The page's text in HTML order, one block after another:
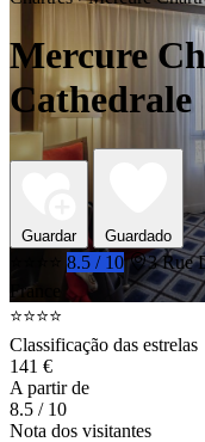
Mercure
Cathedrale
Guardar Guardado
8.5 / 10
3 Rue
France
⭐⭐⭐⭐
Classificação das estrelas
141 €
A partir de
8.5 / 10
Nota dos visitantes